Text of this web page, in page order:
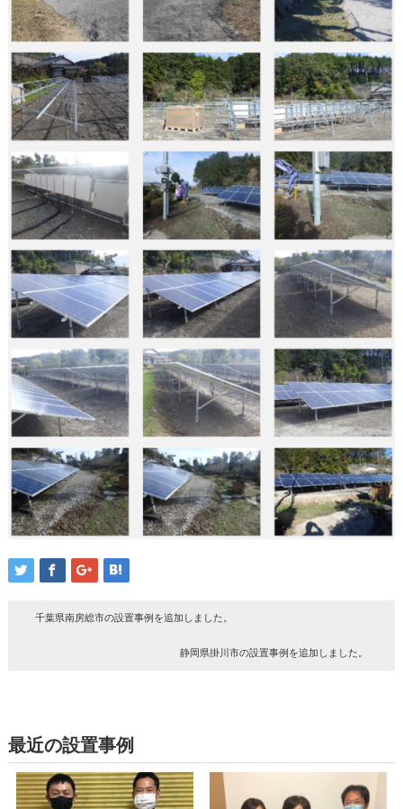
千葉県南房総市の設置事例を追加しました。
静岡県掛川市の設置事例を追加しました。
最近の設置事例